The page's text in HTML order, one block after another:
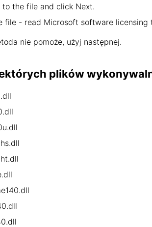
to the file and click Next.
file - read Microsoft software
nie pomoże, użyj następnej.
plików